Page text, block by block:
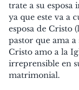
trate a su
ya que este va a
esposa de Cristo
pastor que ama a
Cristo amo a la
irreprensible en
matrimonial.